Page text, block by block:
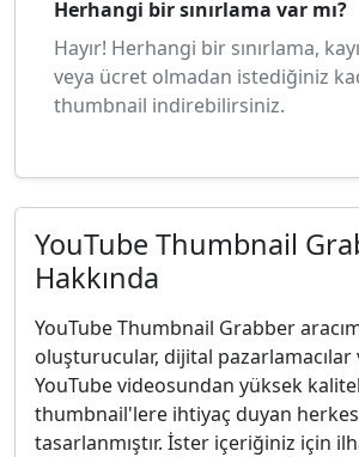
Herhangi bir sınırlama var mı?
Hayır! Herhangi bir sınırlama,
veya ücret olmadan istediğiniz
thumbnail indirebilirsiniz.
YouTube Thumbnail
Hakkında
YouTube Thumbnail Grabber
oluşturucular, dijital
YouTube videosundan yüksek
thumbnail'lere ihtiyaç duyan
tasarlanmıştır. İster içeriğiniz için